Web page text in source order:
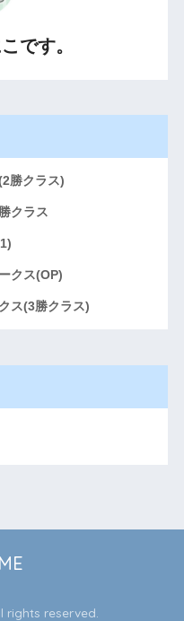
です。
勝クラス)
クラス
クス(OP)
ス(3勝クラス)
rights reserved.